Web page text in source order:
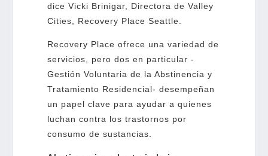
dice Vicki Brinigar, Directora de Valley
Cities, Recovery Place Seattle.
Recovery Place ofrece una variedad de
servicios, pero dos en particular -
Gestión Voluntaria de la Abstinencia y
Tratamiento Residencial- desempeñan
un papel clave para ayudar a quienes
luchan contra los trastornos por
consumo de sustancias.